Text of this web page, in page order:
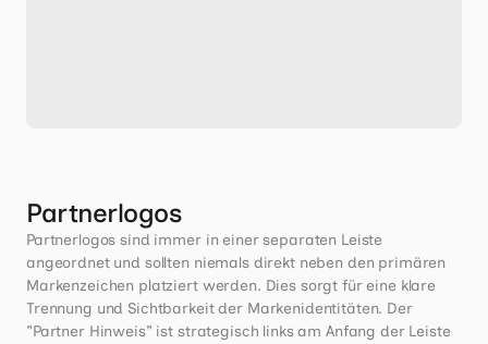
Partnerlogos
Partnerlogos sind immer in einer separaten Leiste
angeordnet und sollten niemals direkt neben den primären
Markenzeichen platziert werden. Dies sorgt für eine klare
Trennung und Sichtbarkeit der Markenidentitäten. Der
"Partner Hinweis" ist strategisch links am Anfang der Leiste